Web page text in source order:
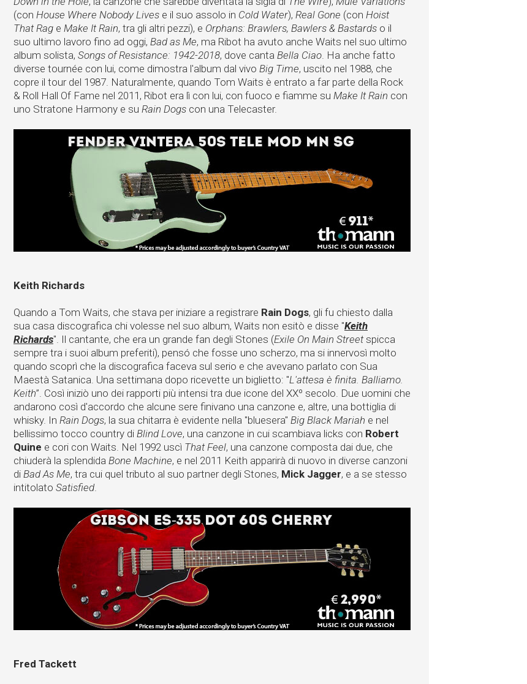
(con House Where Nobody Lives e il suo assolo in Cold Water), Real Gone (con Hoist
That Rag e Make It Rain, tra gli altri pezzi), e Orphans: Brawlers, Bawlers & Bastards o il
suo ultimo lavoro fino ad oggi, Bad as Me, ma Ribot ha avuto anche Waits nel suo ultimo
album solista, Songs of Resistance: 1942-2018, dove canta Bella Ciao. Ha anche fatto
diverse tournée con lui, come dimostra l'album dal vivo Big Time, uscito nel 1988, che
copre il tour del 1987. Naturalmente, quando Tom Waits è entrato a far parte della Rock
& Roll Hall Of Fame nel 2011, Ribot era lì con lui, con fuoco e fiamme su Make It Rain con
uno Stratone Harmony e su Rain Dogs con una Telecaster.
Keith Richards
Quando a Tom Waits, che stava per iniziare a registrare Rain Dogs, gli fu chiesto dalla
sua casa discografica chi volesse nel suo album, Waits non esitò e disse "Keith
Richards". Il cantante, che era un grande fan degli Stones (Exile On Main Streetspicca
sempre tra i suoi album preferiti), pensó che fosse uno scherzo, ma si innervosì molto
quando scoprì che la discografica faceva sul serio e che avevano parlato con Sua
Maestà Satanica. Una settimana dopo ricevette un biglietto: "L'attesa è finita. Balliamo.
Keith”. Così iniziò uno dei rapporti più intensi tra due icone del XXº secolo. Due uomini che
andarono così d'accordo che alcune sere finivano una canzone e, altre, una bottiglia di
whisky. In Rain Dogs, la sua chitarra è evidente nella "bluesera" Big Black Mariah e nel
bellissimo tocco country di Blind Love, una canzone in cui scambiava licks con Robert
Quine e cori con Waits. Nel 1992 uscì That Feel, una canzone composta dai due, che
chiuderà la splendida Bone Machine, e nel 2011 Keith apparirà di nuovo in diverse canzoni
di Bad As Me, tra cui quel tributo al suo partner degli Stones, Mick Jagger, e a se stesso
intitolato Satisfied.
Fred Tackett